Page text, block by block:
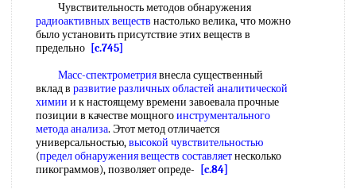
Чувствительность методов обнаружения
радиоактивных веществ настолько велика, что можно
было установить присутствие этих веществ в
предельно [c.745]
Масс-спектрометриявнесла существенный
вклад в развитие различныхобластей аналитической
химии и к настоящему времени завоевала прочные
позиции в качестве мощногоинструментального
метода анализа. Этот метод отличается
универсальностью,высокой чувствительностью
(предел обнаружениявеществ составляетнесколько
пикограммов), позволяет опреде-
[c.84]